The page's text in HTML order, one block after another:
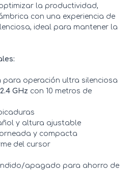
la productividad,
con una experiencia de
ideal para mantener la
para operación ultra silenciosa
GHz con 10 metros de
y altura ajustable
y compacta
del cursor
apagado para ahorro de